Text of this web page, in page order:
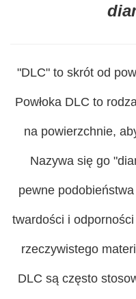
"DLC" to skrót od
Powłoka DLC to
na powierzchnie,
Nazywa się go
pewne
twardości i
rzeczywistego
DLC są często